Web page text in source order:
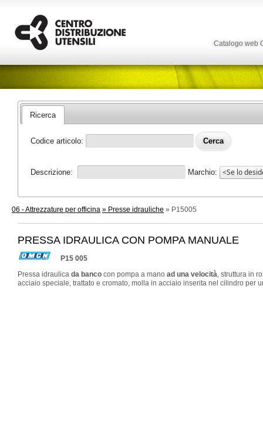
Catalogo web
Ricerca
Codice articolo:
Descrizione: Marchio:
06 - Attrezzature per officina » Presse idrauliche » P15005
PRESSA IDRAULICA CON POMPA MANUALE
P15 005
Pressa idraulica da banco con pompa a mano ad una velocità, struttura in
acciaio speciale, trattato e cromato, molla in acciaio inserita nel cilindro per